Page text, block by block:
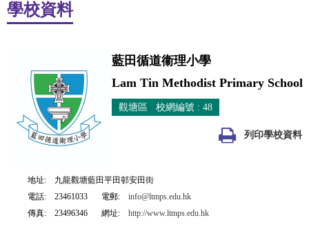
學校資料
藍田循道衞理小學
Lam Tin Methodist Primary School
觀塘區 校網編號 : 48
列印學校資料
地址:
九龍觀塘藍田平田邨安田街
電話:
23461033 電郵:
info@ltmps.edu.hk
傳真:
23496346 網址: http://www.ltmps.edu.hk